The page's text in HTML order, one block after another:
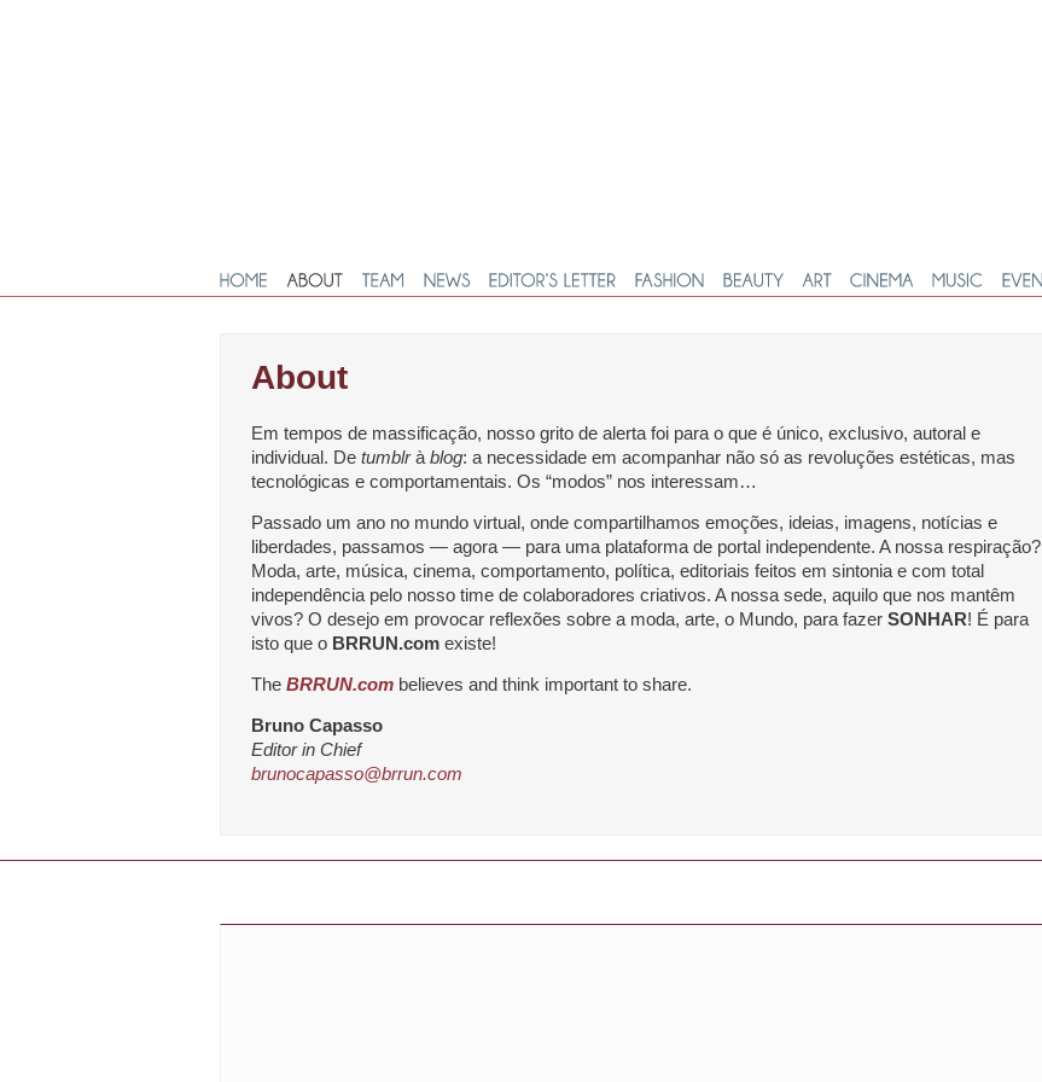
About
Em tempos de massificação, nosso grito de alerta foi para o que é único, exclusivo, autoral e
individual. De tumblrà blog: a necessidade em acompanhar não só as revoluções estéticas, mas
tecnológicas e comportamentais. Os “modos” nos interessam…
Passado um ano no mundo virtual, onde compartilhamos emoções, ideias, imagens, notícias e
liberdades, passamos ― agora ― para uma plataforma de portal independente. A nossa respiração?
Moda, arte, música, cinema, comportamento, política, editoriais feitos em sintonia e com total
independência pelo nosso time de colaboradores criativos. A nossa sede, aquilo que nos mantêm
vivos? O desejo em provocar reflexões sobre a moda, arte, o Mundo, para fazer SONHAR! É para
isto que o BRRUN.com existe!
The BRRUN.com believes and think important to share.
Bruno Capasso
Editor in Chief
brunocapasso@brrun.com